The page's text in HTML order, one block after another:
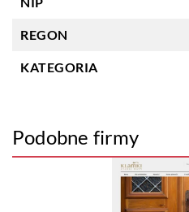
REGON
KATEGORIA
Podobne firmy